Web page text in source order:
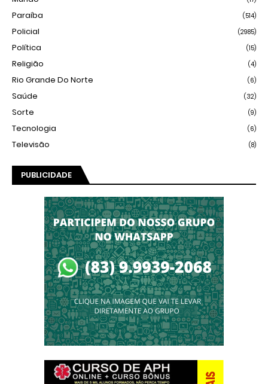
Paraíba (514)
Policial (2985)
Política (15)
Religião (4)
Rio Grande Do Norte (6)
Saúde (32)
Sorte (9)
Tecnologia (6)
Televisão (8)
PUBLICIDADE